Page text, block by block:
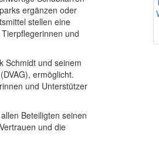
ergänzen oder
stellen eine
und
Schmidt und seinem
ermöglicht.
und Unterstützer
Beteiligten seinen
und die